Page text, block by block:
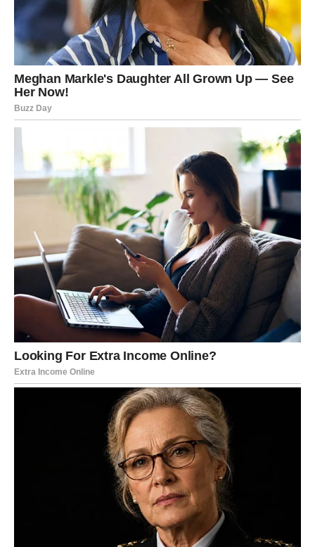
Karma vam daje priliku da zatvorite nedovršene krugove.
Ako je ljubav prava – dobija stabilnost.
Ako nije – dolazi do konačnog kraja bez gorčine.
POSAO I NOVAC –
ODGOVORNOST KOJA DONOSI
NAGRADU
Na poslovnom planu, karma kod vas deluje kroz
odgovornost.
Ako ste bili posvećeni, ako ste ulagali energiju i ideje –
sada dolazi priznanje.
Ako ste odlagali obaveze ili bežali od odgovornosti – sada
dolazi trenutak suočavanja.
Moguće su:
nove poslovne prilike
odluka o promeni pravca
završetak jednog projekta i početak novog
Ključ je da ne reagujete impulsivno. Strpljenje sada